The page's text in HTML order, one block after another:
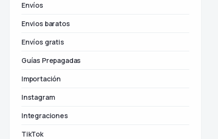
Envíos
Envios baratos
Envíos gratis
Guías Prepagadas
Importación
Instagram
Integraciones
TikTok